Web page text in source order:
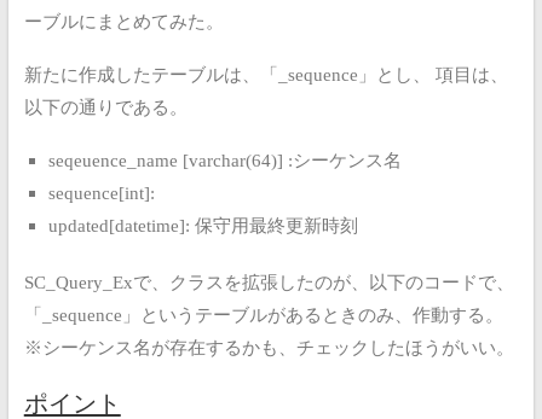
ーブルにまとめてみた。
新たに作成したテーブルは、「_sequence」とし、
項目は、
以下の通りである。
seqeuence_name [varchar(64)] :シーケンス名
sequence[int]:
updated[datetime]: 保守用最終更新時刻
SC_Query_Exで、クラスを拡張したのが、以下のコードで、
「_sequence」というテーブルがあるときのみ、作動する。
※シーケンス名が存在するかも、チェックしたほうがいい。
ポイント